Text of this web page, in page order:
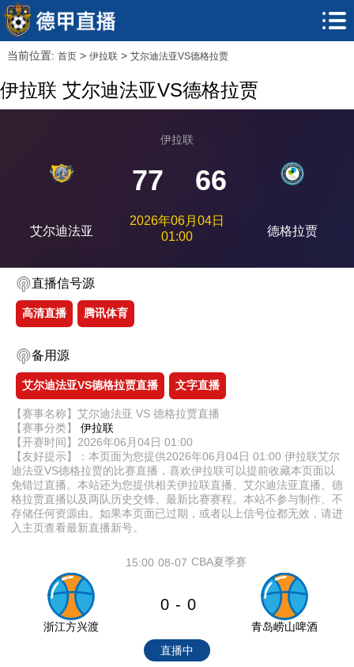
当前位置: 首页> 伊拉联> 艾尔迪法亚VS德格拉贾
伊拉联 艾尔迪法亚VS德格拉贾
艾尔迪法亚
伊拉联
77 66
2026年06月04日
01:00
德格拉贾
直播信号源
高清直播 腾讯体育
备用源
艾尔迪法亚VS德格拉贾直播 文字直播
【赛事名称】艾尔迪法亚 VS 德格拉贾直播
【赛事分类】 伊拉联
【开赛时间】2026年06月04日 01:00
【友好提示】：本页面为您提供2026年06月04日 01:00 伊拉联艾尔
迪法亚VS德格拉贾的比赛直播，喜欢伊拉联可以提前收藏本页面以
免错过直播。本站还为您提供相关伊拉联直播、艾尔迪法亚直播、德
格拉贾直播以及两队历史交锋、最新比赛赛程。本站不参与制作、不
存储任何资源由。如果本页面已过期，或者以上信号位都无效，请进
入主页查看最新直播新号。
08-07
15:00 CBA夏季赛
浙江方兴渡
0 - 0
青岛崂山啤酒
直播中